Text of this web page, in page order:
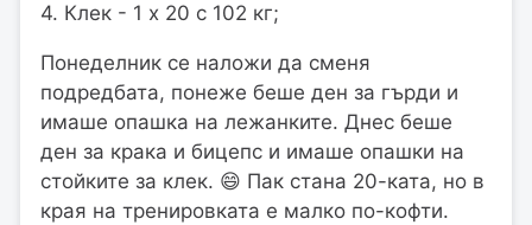
4. Клек - 1 х 20 с 102 кг;
Понеделник се наложи да сменя
подредбата, понеже беше ден за гърди и
имаше опашка на лежанките. Днес беше
ден за крака и бицепс и имаше опашки на
стойките за клек. 😄 Пак стана 20-ката, но в
края на тренировката е малко по-кофти.